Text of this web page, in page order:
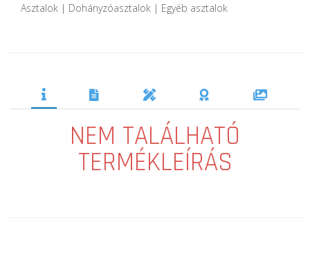
Asztalok | Dohányzóasztalok | Egyéb asztalok
NEM TALÁLHATÓ
TERMÉKLEÍRÁS